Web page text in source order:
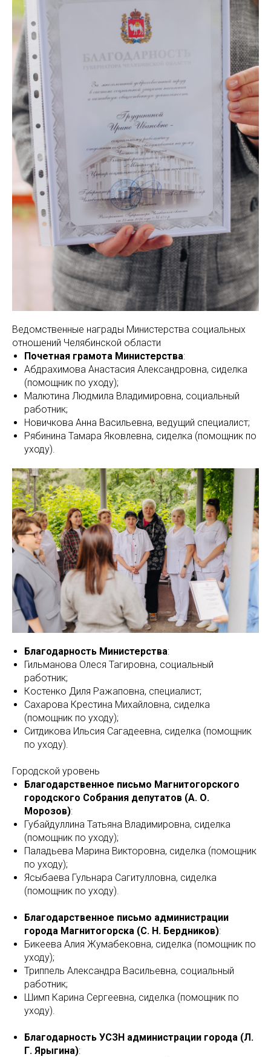
Ведомственные награды Министерства социальных
отношений Челябинской области
Почетная грамота Министерства:
Абдрахимова Анастасия Александровна, сиделка
(помощник по уходу);
Малютина Людмила Владимировна, социальный
работник;
Новичкова Анна Васильевна, ведущий специалист;
Рябинина Тамара Яковлевна, сиделка (помощник по
уходу).
Благодарность Министерства:
Гильманова Олеся Тагировна, социальный
работник;
Костенко Диля Ражаповна, специалист;
Сахарова Крестина Михайловна, сиделка
(помощник по уходу);
Ситдикова Ильсия Сагадеевна, сиделка (помощник
по уходу).
Городской уровень
Благодарственное письмо Магнитогорского
городского Собрания депутатов (А. О.
Морозов):
Губайдуллина Татьяна Владимировна, сиделка
(помощник по уходу);
Паладьева Марина Викторовна, сиделка (помощник
по уходу);
Ясыбаева Гульнара Сагитулловна, сиделка
(помощник по уходу).
Благодарственное письмо администрации
города Магнитогорска (С. Н. Бердников):
Бикеева Алия Жумабековна, сиделка (помощник по
уходу);
Триппель Александра Васильевна, социальный
работник;
Шимп Карина Сергеевна, сиделка (помощник по
уходу).
Благодарность УСЗН администрации города (Л.
Г. Ярыгина):